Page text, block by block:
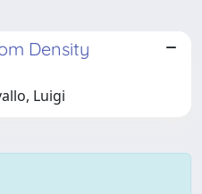
Density
Luigi